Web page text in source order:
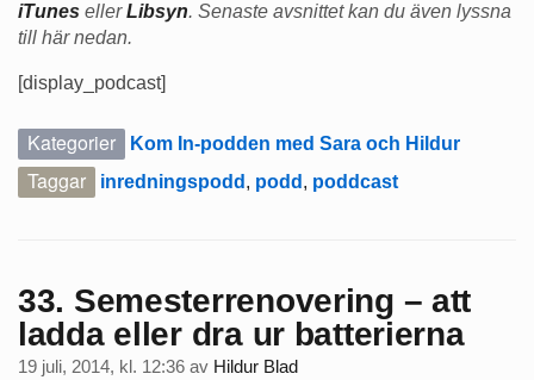
iTunes ellerLibsyn. Senaste avsnittet kan du även lyssna
till här nedan.
[display_podcast]
Kategorier Kom In-podden med Sara och Hildur
Taggar inredningspodd , podd , poddcast
33. Semesterrenovering – att
ladda eller dra ur batterierna
19 juli, 2014, kl. 12:36 av Hildur Blad